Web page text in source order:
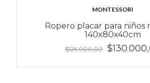
MONTESSORI
Ropero placar para niños
140x80x40cm
$125.000,00